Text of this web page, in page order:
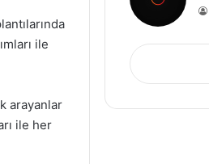
ile
arayanlar
ile her